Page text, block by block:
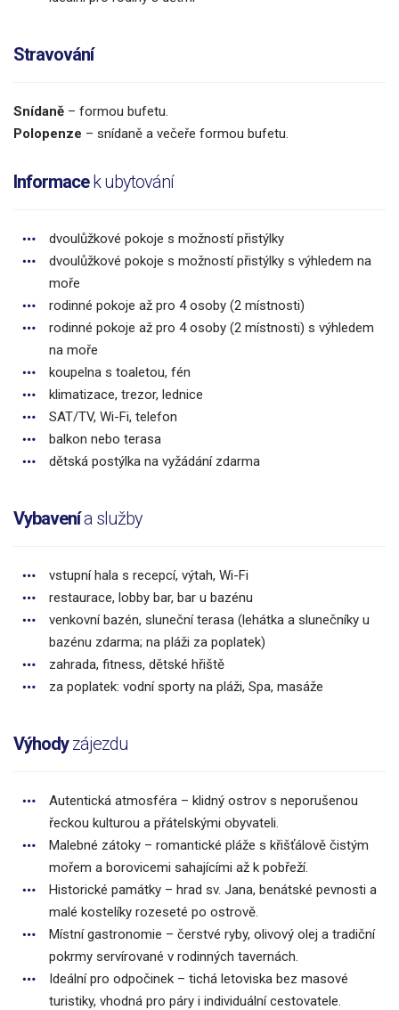
Stravování
Snídaně – formou bufetu.
Polopenze – snídaně a večeře formou bufetu.
Informacek ubytování
dvoulůžkové pokoje s možností přistýlky
dvoulůžkové pokoje s možností přistýlky s výhledem na
moře
rodinné pokoje až pro 4 osoby (2 místnosti)
rodinné pokoje až pro 4 osoby (2 místnosti) s výhledem
na moře
koupelna s toaletou, fén
klimatizace, trezor, lednice
SAT/TV, Wi-Fi, telefon
balkon nebo terasa
dětská postýlka na vyžádání zdarma
Vybavenía služby
vstupní hala s recepcí, výtah, Wi-Fi
restaurace, lobby bar, bar u bazénu
venkovní bazén, sluneční terasa (lehátka a slunečníky u
bazénu zdarma; na pláži za poplatek)
zahrada, fitness, dětské hřiště
za poplatek: vodní sporty na pláži, Spa, masáže
Výhodyzájezdu
Autentická atmosféra – klidný ostrov s neporušenou
řeckou kulturou a přátelskými obyvateli.
Malebné zátoky – romantické pláže s křišťálově čistým
mořem a borovicemi sahajícími až k pobřeží.
Historické památky – hrad sv. Jana, benátské pevnosti a
malé kostelíky rozeseté po ostrově.
Místní gastronomie – čerstvé ryby, olivový olej a tradiční
pokrmy servírované v rodinných tavernách.
Ideální pro odpočinek – tichá letoviska bez masové
turistiky, vhodná pro páry i individuální cestovatele.